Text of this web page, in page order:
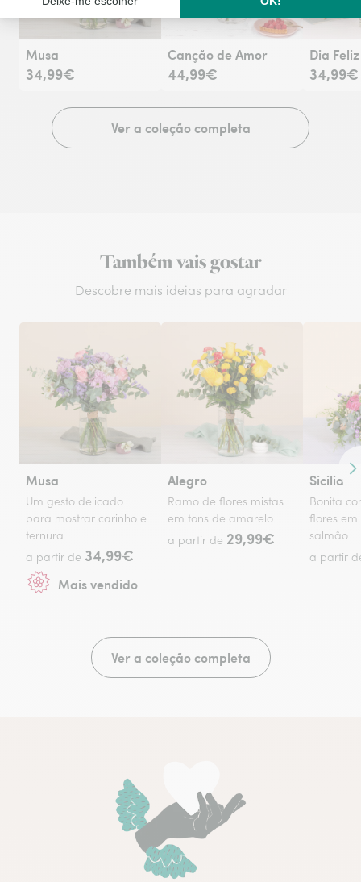
Musa
34,99€
Canção de Amor
44,99€
Dia Feliz
34,99€
Ver a coleção completa
Também vais gostar
Descobre mais ideias para agradar
Musa
Um gesto delicado
para mostrar carinho e
ternura
a partir de 34,99€
Mais vendido
Alegro
Ramo de flores mistas
em tons de amarelo
a partir de 29,99€
Sicilia
Bonita
flores em
salmão
a partir
Ver a coleção completa